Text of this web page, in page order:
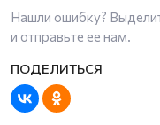
Нашли ошибку?
и отправьте ее нам.